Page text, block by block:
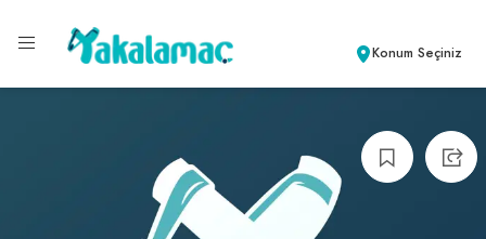
Konum Seçiniz